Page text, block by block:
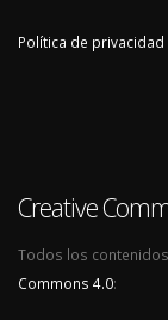
Política de privacidad
Creative
Todos los
Commons 4.0: